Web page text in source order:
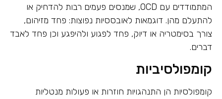
המתמודדים עם OCD, שמנסים פעמים רבות להדחיק או
להתעלם מהן. דוגמאות לאובססיות נפוצות: פחד מזיהום,
צורך בסימטריה או דיוק, פחד לפגוע ולהיפגע וכן פחד לאבד
דברים.
קומפולסיביות
קומפולסיות הן התנהגויות חוזרות או פעולות מנטליות